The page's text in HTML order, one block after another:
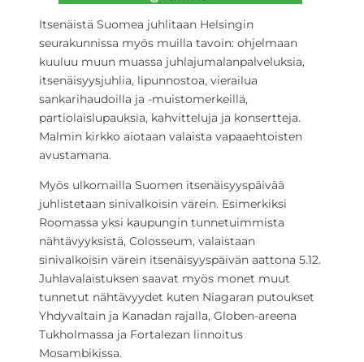
Itsenäistä Suomea juhlitaan Helsingin
seurakunnissa myös muilla tavoin: ohjelmaan
kuuluu muun muassa juhlajumalanpalveluksia,
itsenäisyysjuhlia, lipunnostoa, vierailua
sankarihaudoilla ja -muistomerkeillä,
partiolaislupauksia, kahvitteluja ja konsertteja.
Malmin kirkko aiotaan valaista vapaaehtoisten
avustamana.
Myös ulkomailla Suomen itsenäisyyspäivää
juhlistetaan sinivalkoisin värein. Esimerkiksi
Roomassa yksi kaupungin tunnetuimmista
nähtävyyksistä, Colosseum, valaistaan
sinivalkoisin värein itsenäisyyspäivän aattona 5.12.
Juhlavalaistuksen saavat myös monet muut
tunnetut nähtävyydet kuten Niagaran putoukset
Yhdyvaltain ja Kanadan rajalla, Globen-areena
Tukholmassa ja Fortalezan linnoitus
Mosambikissa.